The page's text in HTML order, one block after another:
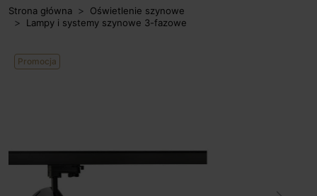
Strona główna
Oświetlenie szynowe
Lampy i systemy szynowe 3-fazowe
Promocja